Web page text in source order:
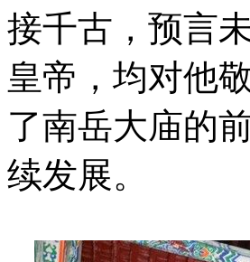
接千古，预言
皇帝，均对他
了南岳大庙的
续发展。